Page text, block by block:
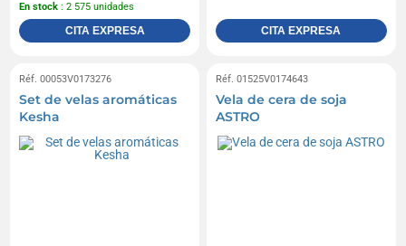
En stock : 2 575 unidades
CITA EXPRESA CITA EXPRESA
Réf. 00053V0173276
Set de velas aromáticas
Kesha
Réf. 01525V0174643
Vela de cera de soja
ASTRO